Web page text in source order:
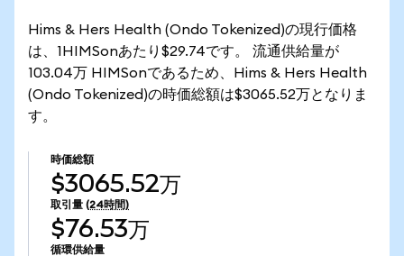
Hims & Hers Health (Ondo Tokenized)の現行価格
は、1HIMSonあたり$29.74です。 流通供給量が
103.04万 HIMSonであるため、Hims & Hers Health
(Ondo Tokenized)の時価総額は$3065.52万となりま
す。
時価総額
$3065.52万
取引量 (24時間)
$76.53万
循環供給量